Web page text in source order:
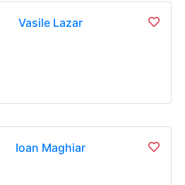
Vasile Lazar
Ioan Maghiar